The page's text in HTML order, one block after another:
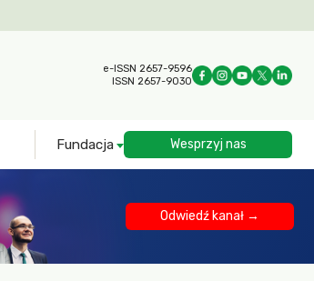
e-ISSN 2657-9596
ISSN 2657-9030
Fundacja Wesprzyj nas
Odwiedź kanał →